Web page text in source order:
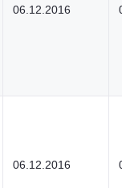
06.12.2016
06.12.2016